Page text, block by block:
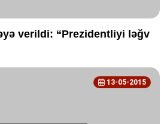
verildi: “Prezidentliyi ləğv
13-05-2015